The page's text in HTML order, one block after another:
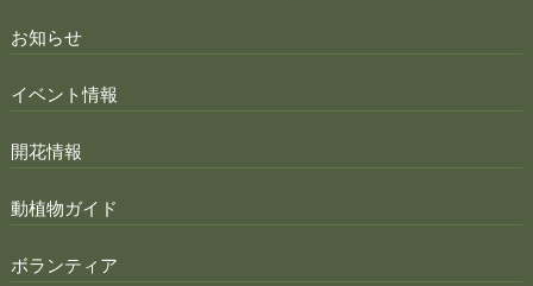
お知らせ
イベント情報
開花情報
動植物ガイド
ボランティア